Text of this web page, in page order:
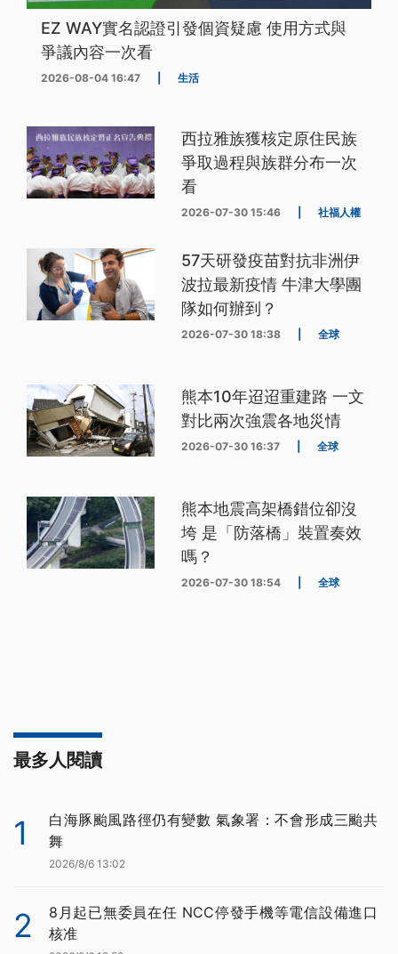
EZ WAY實名認證引發個資疑慮 使用方式與
爭議內容一次看
2026-08-04 16:47 生活
西拉雅族獲核定原住民族
爭取過程與族群分布一次
看
2026-07-30 15:46 社福人權
57天研發疫苗對抗非洲伊
波拉最新疫情 牛津大學團
隊如何辦到？
2026-07-30 18:38 全球
熊本10年迢迢重建路 一文
對比兩次強震各地災情
2026-07-30 16:37 全球
熊本地震高架橋錯位卻沒
垮 是「防落橋」裝置奏效
嗎？
2026-07-30 18:54 全球
最多人閱讀
1
白海豚颱風路徑仍有變數 氣象署：不會形成三颱共
舞
2026/8/6 13:02
2
8月起已無委員在任 NCC停發手機等電信設備進口
核准